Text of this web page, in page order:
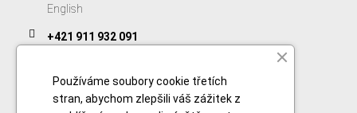
English
+421 911 932 091
Používáme soubory cookie třetích
stran, abychom zlepšili váš zážitek z